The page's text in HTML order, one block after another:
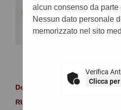
alcun consenso da parte
Nessun dato personale
memorizzato nel sito
Verifica
Clicca
Questa funzionalità
dati di dettaglio
compresi i documenti.
"Lotti" si accede alle
CONTENUTO
STAZIONE
Denominazione :
Comune di
RUP :